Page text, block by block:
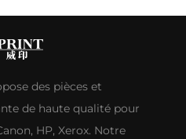
des pièces et
de haute qualité pour
HP, Xerox. Notre